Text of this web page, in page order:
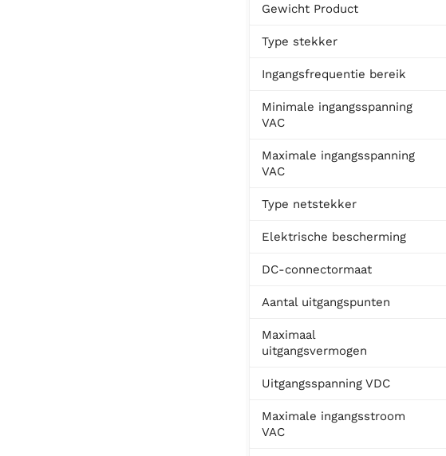
Gewicht Product
Type stekker
Ingangsfrequentie bereik
Minimale ingangsspanning
VAC
Maximale ingangsspanning
VAC
Type netstekker
Elektrische bescherming
DC-connectormaat
Aantal uitgangspunten
Maximaal
uitgangsvermogen
Uitgangsspanning VDC
Maximale ingangsstroom
VAC